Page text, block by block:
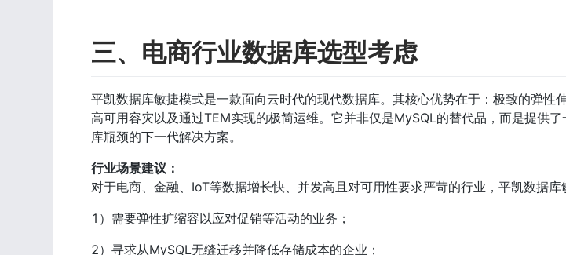
三、电商行业数据库选型考虑
平凯数据库敏捷模式是一款面向云时代的现代数据库。其核心优势在于：极致的弹性
高可用容灾以及通过TEM实现的极简运维。它并非仅是MySQL的替代品，而是提供
库瓶颈的下一代解决方案。
行业场景建议：
对于电商、金融、IoT等数据增长快、并发高且对可用性要求严苛的行业，平凯数据库
1）需要弹性扩缩容以应对促销等活动的业务；
2）寻求从MySQL无缝迁移并降低存储成本的企业；